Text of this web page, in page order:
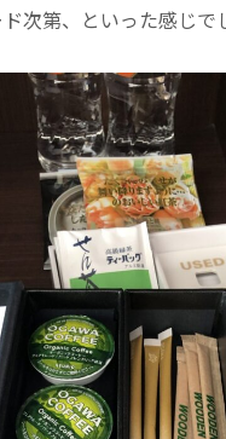
次第、といった感じで